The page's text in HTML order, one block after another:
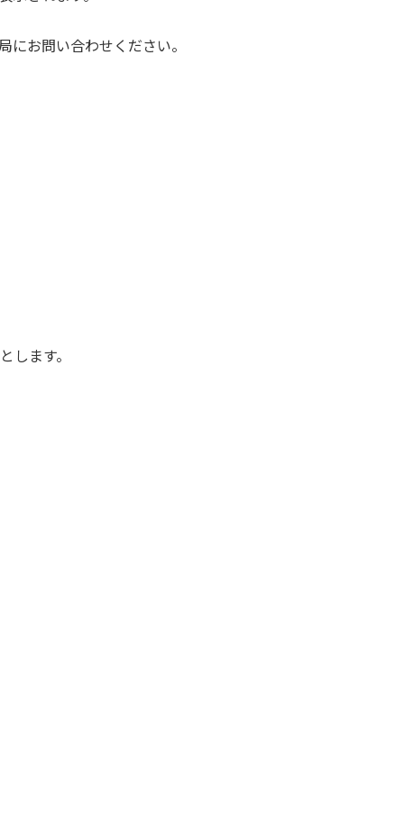
お問い合わせください。
ます。